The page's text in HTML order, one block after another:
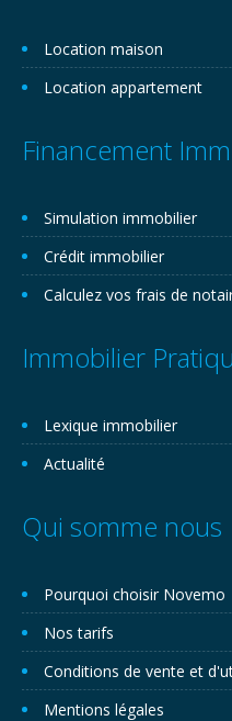
Location maison
Location appartement
Financement
Simulation immobilier
Crédit immobilier
Calculez vos frais de
Immobilier
Lexique immobilier
Actualité
Qui somme nous
Pourquoi choisir Novemo
Nos tarifs
Conditions de vente et
Mentions légales